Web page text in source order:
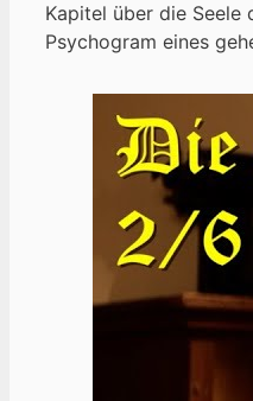
Kapitel über die Seele
Psychogram eines